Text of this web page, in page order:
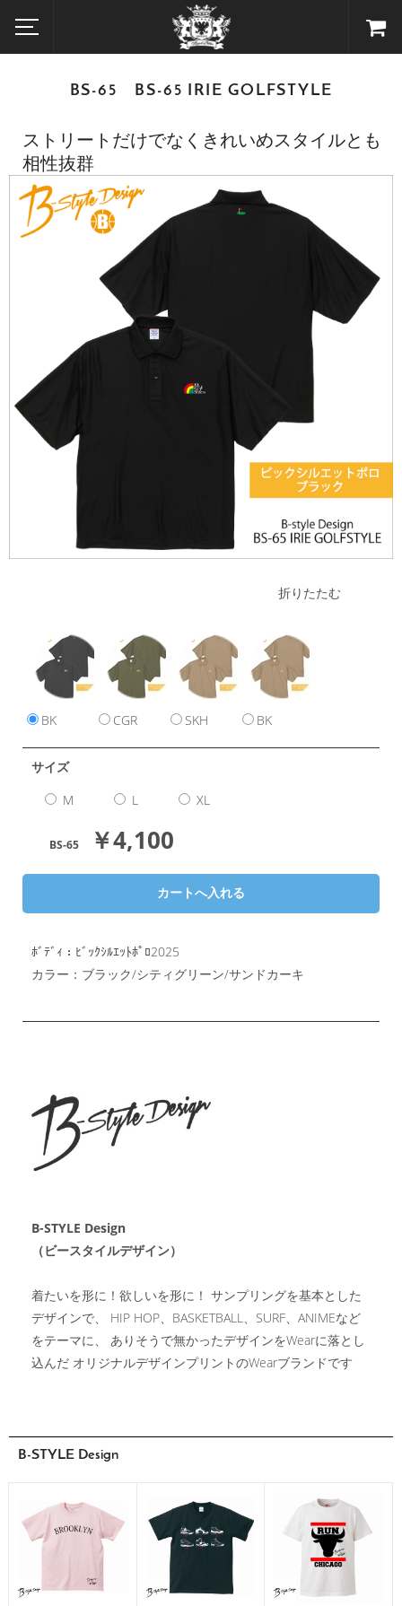
BS-65 BS-65 IRIE GOLFSTYLE
ストリートだけでなくきれいめスタイルとも
相性抜群
折りたたむ
BK CGR SKH BK
サイズ
M L XL
BS-65 ￥4,100
ﾎﾞﾃﾞｨ：ﾋﾞｯｸｼﾙｴｯﾄﾎﾟﾛ2025
カラー：ブラック/シティグリーン/サンドカーキ
B-STYLE Design
（ビースタイルデザイン）
着たいを形に！欲しいを形に！ サンプリングを基本とした
デザインで、 HIP HOP、BASKETBALL、SURF、ANIMEなど
をテーマに、 ありそうで無かったデザインをWearに落とし
込んだ オリジナルデザインプリントのWearブランドです
B-STYLE Design